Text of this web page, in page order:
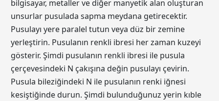
bilgisayar, metaller ve diğer manyetik alan oluşturan
unsurlar pusulada sapma meydana getirecektir.
Pusulayı yere paralel tutun veya düz bir zemine
yerleştirin. Pusulanın renkli ibresi her zaman kuzeyi
gösterir. Şimdi pusulanın renkli ibresi ile pusula
çerçevesindeki N çakışına değin pusulayı çevirin.
Pusula bileziğindeki N ile pusulanın renki iğnesi
kesiştiğinde durun. Şimdi bulunduğunuz yerin kıble